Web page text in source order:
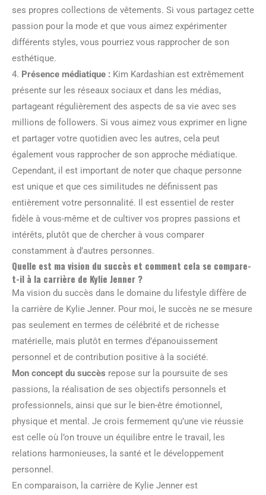
ses propres collections de vêtements. Si vous partagez cette
passion pour la mode et que vous aimez expérimenter
différents styles, vous pourriez vous rapprocher de son
esthétique.
4. Présence médiatique : Kim Kardashian est extrêmement
présente sur les réseaux sociaux et dans les médias,
partageant régulièrement des aspects de sa vie avec ses
millions de followers. Si vous aimez vous exprimer en ligne
et partager votre quotidien avec les autres, cela peut
également vous rapprocher de son approche médiatique.
Cependant, il est important de noter que chaque personne
est unique et que ces similitudes ne définissent pas
entièrement votre personnalité. Il est essentiel de rester
fidèle à vous-même et de cultiver vos propres passions et
intérêts, plutôt que de chercher à vous comparer
constamment à d’autres personnes.
Quelle est ma vision du succès et comment cela se compare-
t-il à la carrière de Kylie Jenner ?
Ma vision du succès dans le domaine du lifestyle diffère de
la carrière de Kylie Jenner. Pour moi, le succès ne se mesure
pas seulement en termes de célébrité et de richesse
matérielle, mais plutôt en termes d’épanouissement
personnel et de contribution positive à la société.
Mon concept du succès repose sur la poursuite de ses
passions, la réalisation de ses objectifs personnels et
professionnels, ainsi que sur le bien-être émotionnel,
physique et mental. Je crois fermement qu’une vie réussie
est celle où l’on trouve un équilibre entre le travail, les
relations harmonieuses, la santé et le développement
personnel.
En comparaison, la carrière de Kylie Jenner est